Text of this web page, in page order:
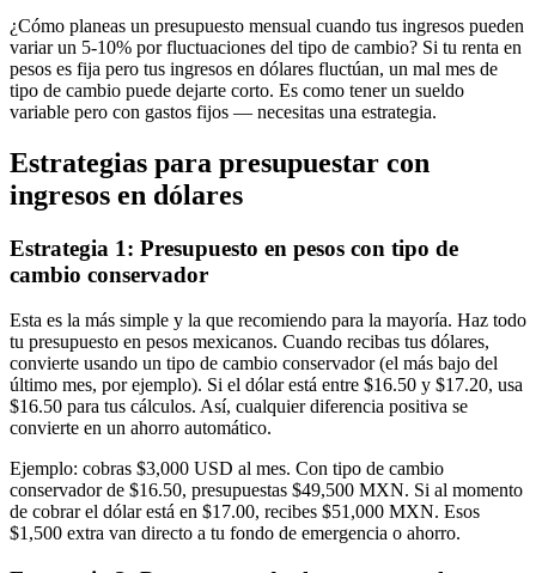
¿Cómo planeas un presupuesto mensual cuando tus ingresos pueden
variar un 5-10% por fluctuaciones del tipo de cambio? Si tu renta en
pesos es fija pero tus ingresos en dólares fluctúan, un mal mes de
tipo de cambio puede dejarte corto. Es como tener un sueldo
variable pero con gastos fijos — necesitas una estrategia.
Estrategias para presupuestar con
ingresos en dólares
Estrategia 1: Presupuesto en pesos con tipo de
cambio conservador
Esta es la más simple y la que recomiendo para la mayoría. Haz todo
tu presupuesto en pesos mexicanos. Cuando recibas tus dólares,
convierte usando un tipo de cambio conservador (el más bajo del
último mes, por ejemplo). Si el dólar está entre $16.50 y $17.20, usa
$16.50 para tus cálculos. Así, cualquier diferencia positiva se
convierte en un ahorro automático.
Ejemplo: cobras $3,000 USD al mes. Con tipo de cambio
conservador de $16.50, presupuestas $49,500 MXN. Si al momento
de cobrar el dólar está en $17.00, recibes $51,000 MXN. Esos
$1,500 extra van directo a tu fondo de emergencia o ahorro.